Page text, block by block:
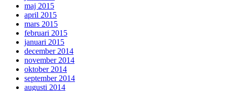
maj 2015
april 2015
mars 2015
februari 2015
januari 2015
december 2014
november 2014
oktober 2014
september 2014
augusti 2014